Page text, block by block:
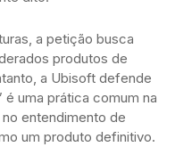
a petição busca
produtos de
a Ubisoft defende
uma prática comum na
entendimento de
um produto definitivo.